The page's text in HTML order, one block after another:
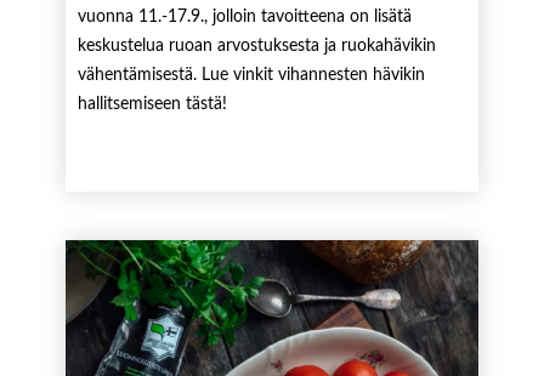
vuonna 11.-17.9., jolloin tavoitteena on lisätä
keskustelua ruoan arvostuksesta ja ruokahävikin
vähentämisestä. Lue vinkit vihannesten hävikin
hallitsemiseen tästä!